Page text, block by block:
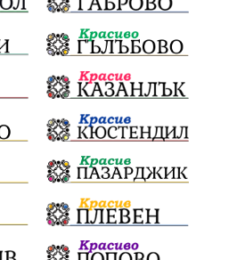
Шофьори
ОрлинОрлиновЕнчев
Шантаж
ЗаплахаЗаАрест
ЕкатеринаДафовска Тракия
Данъци
Асфалт